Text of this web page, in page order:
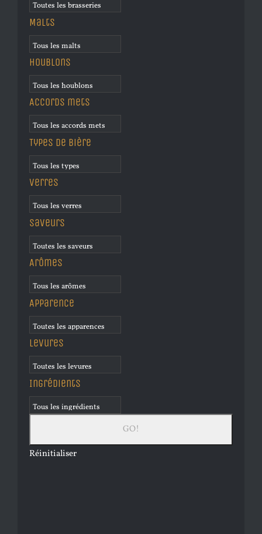
Malts
Houblons
Accords mets
Types de bière
Verres
Saveurs
Arômes
Apparence
Levures
Ingrédients
Réinitialiser